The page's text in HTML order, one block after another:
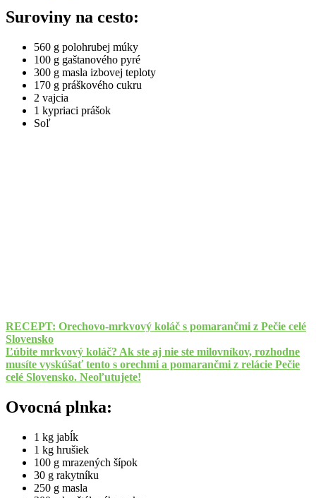
Suroviny na cesto:
560 g polohrubej múky
100 g gaštanového pyré
300 g masla izbovej teploty
170 g práškového cukru
2 vajcia
1 kypriaci prášok
Soľ
RECEPT: Orechovo-mrkvový koláč s pomarančmi z Pečie celé
Slovensko
Ľúbite mrkvový koláč? Ak ste aj nie ste milovníkov, rozhodne
musíte vyskúšať tento s orechmi a pomarančmi z relácie Pečie
celé Slovensko. Neoľutujete!
Ovocná plnka:
1 kg jabĺk
1 kg hrušiek
100 g mrazených šípok
30 g rakytníku
250 g masla